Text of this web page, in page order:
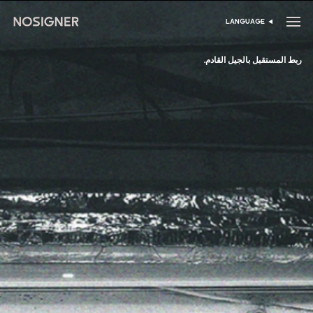
الرئيسية اختر اللغة
LANGUAGE
ربط المستقبل بالجيل القادم.